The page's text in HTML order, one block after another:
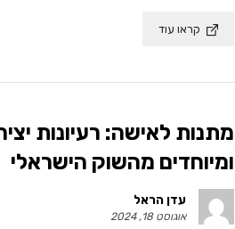
קראו עוד
מתנות לאישה: רעיונות
ומיוחדים מהשוק הישראלי
עדן הראל
אוגוסט 18, 2024